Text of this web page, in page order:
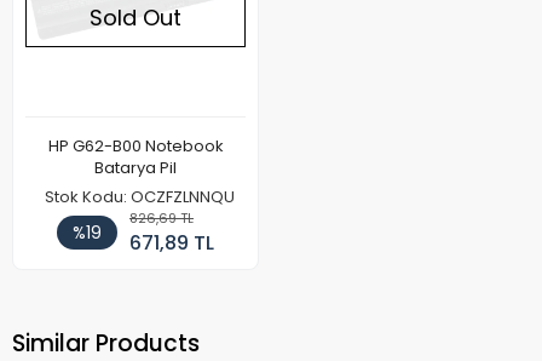
Sold Out
HP G62-B00 Notebook
Batarya Pil
Stok Kodu: OCZFZLNNQU
%19
826,69 TL
671,89 TL
Similar Products